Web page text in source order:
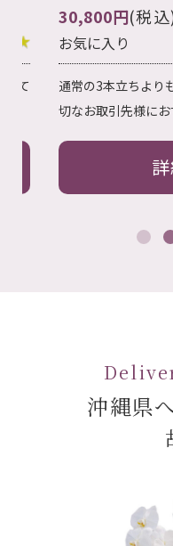
。大
38,500円(税
お気に入り
大切なお取引先様
沖縄県